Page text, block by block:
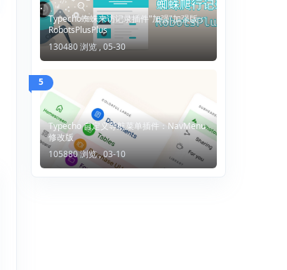
Typecho蜘蛛来访记录插件"加强"加强版：
RobotsPlusPlus
130480 浏览 ,05-30
5
Typecho 自定义导航菜单插件：NavMenu
修改版
105880 浏览 ,03-10